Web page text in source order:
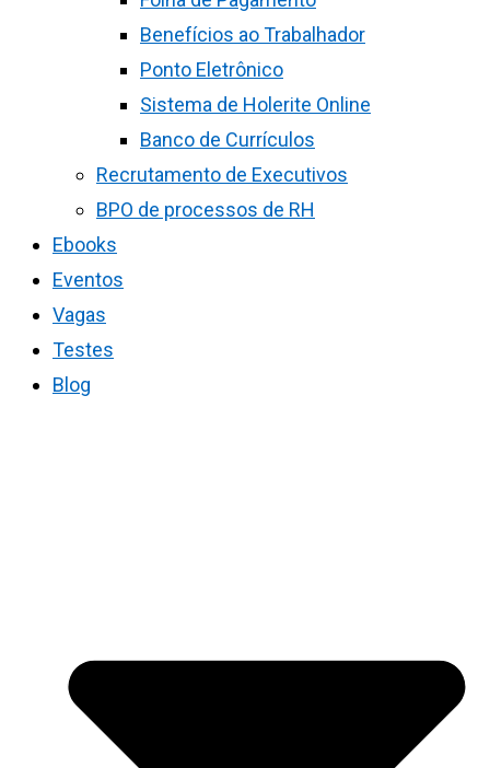
Benefícios ao Trabalhador
Ponto Eletrônico
Sistema de Holerite Online
Banco de Currículos
Recrutamento de Executivos
BPO de processos de RH
Ebooks
Eventos
Vagas
Testes
Blog